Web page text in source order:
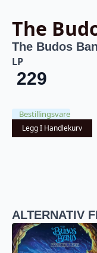
The
The Budos
LP
229
Bestillingsvare
Legg I Handlekurv
ALTERNATIV